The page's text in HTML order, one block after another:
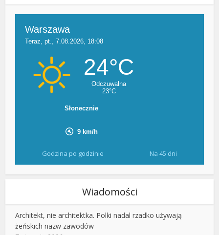
Godzina po godzinie Na 45 dni
Wiadomości
Architekt, nie architektka. Polki nadal rzadko używają
żeńskich nazw zawodów